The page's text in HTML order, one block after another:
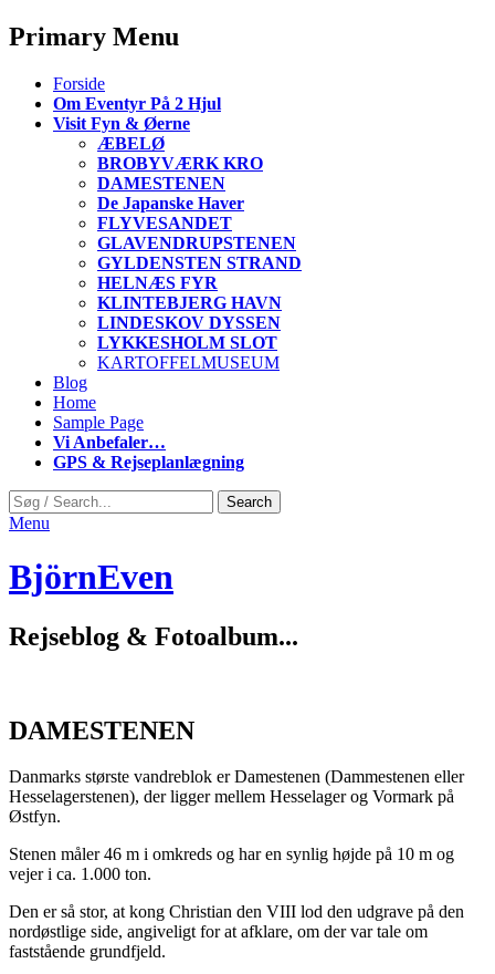
Primary Menu
Forside
Om Eventyr På 2 Hjul
Visit Fyn & Øerne
ÆBELØ
BROBYVÆRK KRO
DAMESTENEN
De Japanske Haver
FLYVESANDET
GLAVENDRUPSTENEN
GYLDENSTEN STRAND
HELNÆS FYR
KLINTEBJERG HAVN
LINDESKOV DYSSEN
LYKKESHOLM SLOT
KARTOFFELMUSEUM
Blog
Home
Sample Page
Vi Anbefaler…
GPS & Rejseplanlægning
Search
Search
for:
Menu
BjörnEven
Rejseblog & Fotoalbum...
DAMESTENEN
Danmarks største vandreblok er Damestenen (Dammestenen eller
Hesselagerstenen), der ligger mellem Hesselager og Vormark på
Østfyn.
Stenen måler 46 m i omkreds og har en synlig højde på 10 m og
vejer i ca. 1.000 ton.
Den er så stor, at kong Christian den VIII lod den udgrave på den
nordøstlige side, angiveligt for at afklare, om der var tale om
faststående grundfjeld.